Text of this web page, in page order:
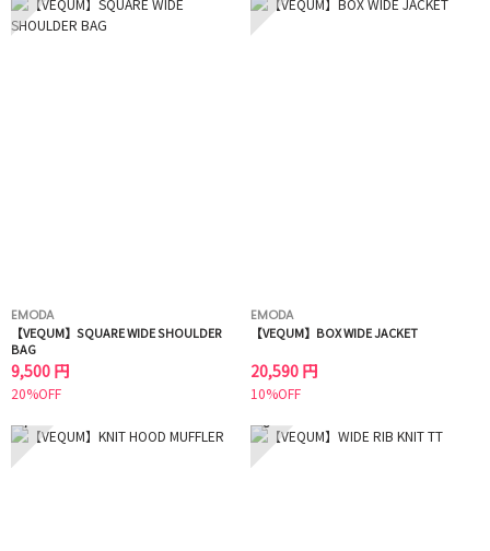
EMODA
【VEQUM】SQUARE WIDE SHOULDER
BAG
9,500 円
20%OFF
EMODA
【VEQUM】BOX WIDE JACKET
20,590 円
10%OFF
7 8